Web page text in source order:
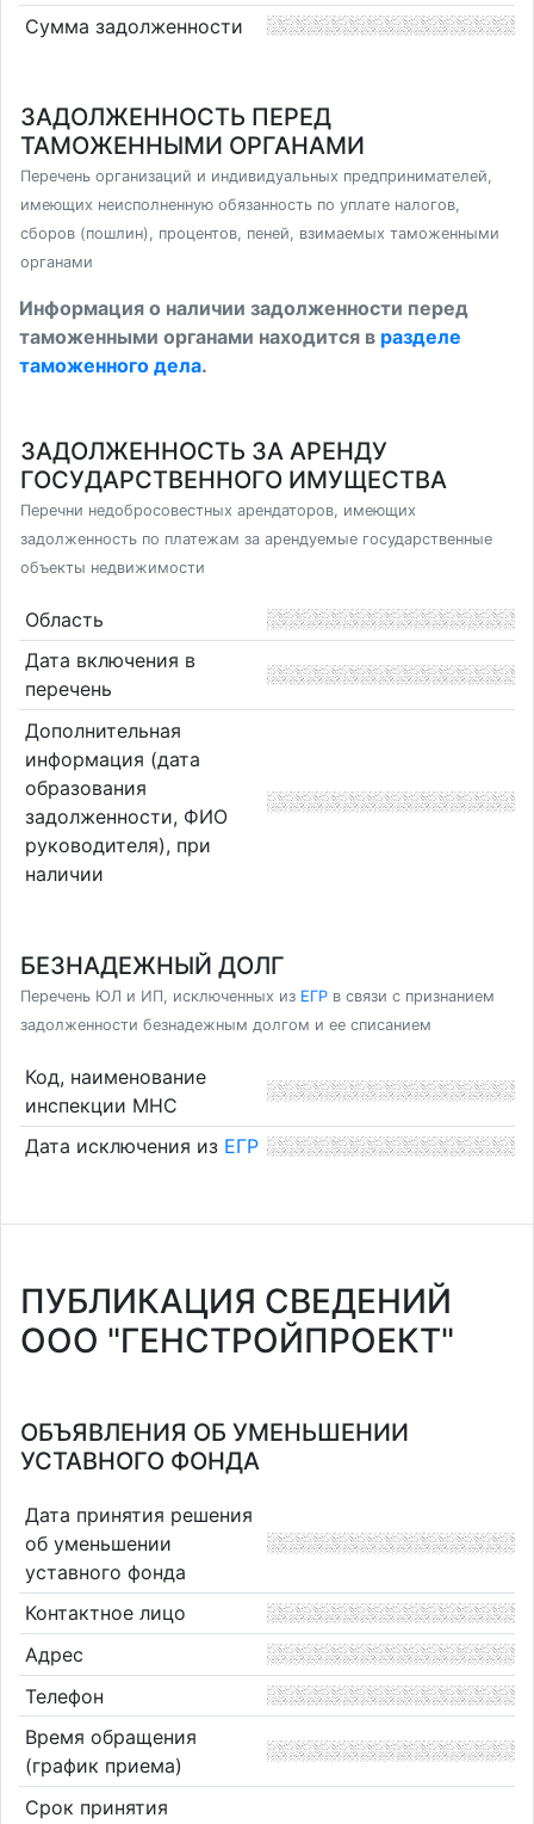
Сумма задолженности
ЗАДОЛЖЕННОСТЬ ПЕРЕД
ТАМОЖЕННЫМИ ОРГАНАМИ
Перечень организаций и индивидуальных предпринимателей,
имеющих неисполненную обязанность по уплате налогов,
сборов (пошлин), процентов, пеней, взимаемых таможенными
органами
Информация о наличии задолженности перед
таможенными органами находится в разделе
таможенного дела.
ЗАДОЛЖЕННОСТЬ ЗА АРЕНДУ
ГОСУДАРСТВЕННОГО ИМУЩЕСТВА
Перечни недобросовестных арендаторов, имеющих
задолженность по платежам за арендуемые государственные
объекты недвижимости
Область
Дата включения в
перечень
Дополнительная
информация (дата
образования
задолженности, ФИО
руководителя), при
наличии
БЕЗНАДЕЖНЫЙ ДОЛГ
Перечень ЮЛ и ИП, исключенных из ЕГР в связи с признанием
задолженности безнадежным долгом и ее списанием
Код, наименование
инспекции МНС
Дата исключения из ЕГР
ПУБЛИКАЦИЯ СВЕДЕНИЙ
ООО "ГЕНСТРОЙПРОЕКТ"
ОБЪЯВЛЕНИЯ ОБ УМЕНЬШЕНИИ
УСТАВНОГО ФОНДА
Дата принятия решения
об уменьшении
уставного фонда
Контактное лицо
Адрес
Телефон
Время обращения
(график приема)
Срок принятия